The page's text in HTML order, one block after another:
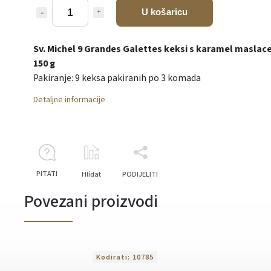
U košaricu
Sv. Michel 9 Grandes Galettes keksi s karamel
150 g
Pakiranje: 9 keksa pakiranih po 3 komada
Detaljne informacije
PITATI Hlídat PODIJELITI
Povezani proizvodi
Kodirati: 10785